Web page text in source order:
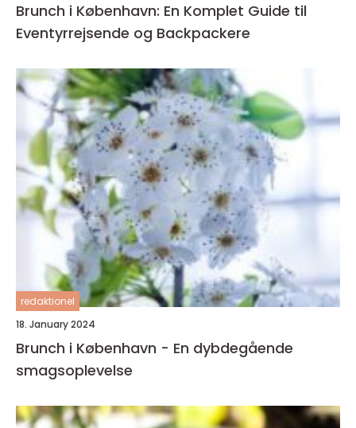
Brunch i København: En Komplet Guide til
Eventyrrejsende og Backpackere
redaktionel
18. January 2024
Brunch i København - En dybdegående
smagsoplevelse